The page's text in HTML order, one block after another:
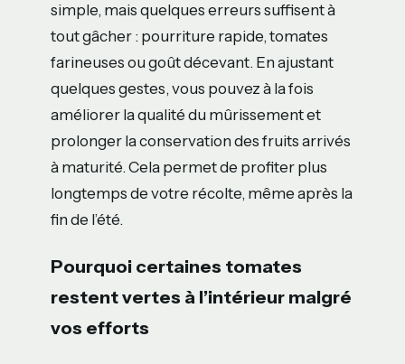
simple, mais quelques erreurs suffisent à
tout gâcher : pourriture rapide, tomates
farineuses ou goût décevant. En ajustant
quelques gestes, vous pouvez à la fois
améliorer la qualité du mûrissement et
prolonger la conservation des fruits arrivés
à maturité. Cela permet de profiter plus
longtemps de votre récolte, même après la
fin de l’été.
Pourquoi certaines tomates
restent vertes à l’intérieur malgré
vos efforts